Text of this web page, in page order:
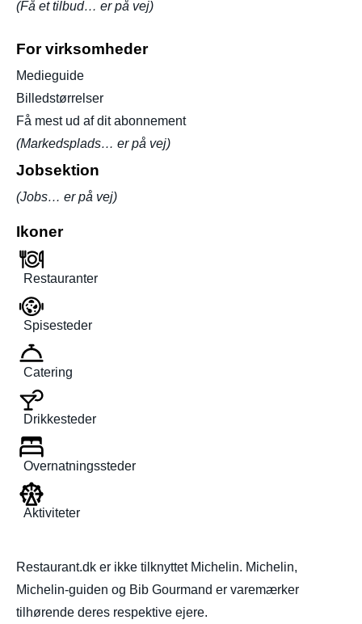
(Få et tilbud… er på vej)
For virksomheder
Medieguide
Billedstørrelser
Få mest ud af dit abonnement
(Markedsplads… er på vej)
Jobsektion
(Jobs… er på vej)
Ikoner
Restauranter
Spisesteder
Catering
Drikkesteder
Overnatningssteder
Aktiviteter
Restaurant.dk er ikke tilknyttet Michelin. Michelin,
Michelin-guiden og Bib Gourmand er varemærker
tilhørende deres respektive ejere.